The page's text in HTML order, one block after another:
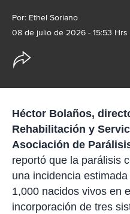
Por: Ethel Soriano
08 de julio de 2026 - 15:53 Hrs
e
d
c
o
p
a
r
t
Héctor Bolaños,
Rehabilitación y
Asociación de
reportó que la parálisis
una incidencia
1,000 nacidos vivos en
incorporación de tres